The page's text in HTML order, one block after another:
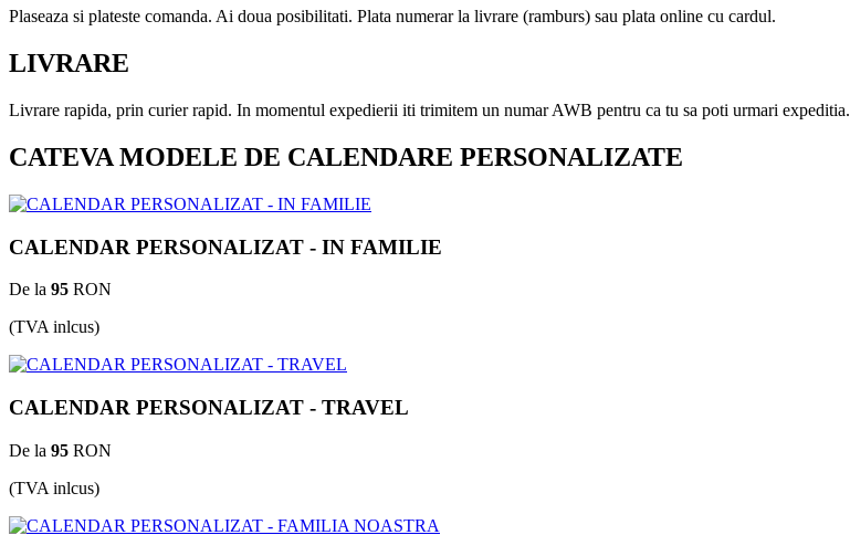
Plaseaza si plateste comanda. Ai doua posibilitati. Plata numerar la livrare (ramburs) sau plata online cu cardul.
LIVRARE
Livrare rapida, prin curier rapid. In momentul expedierii iti trimitem un numar AWB pentru ca tu sa poti urmari expeditia.
CATEVA MODELE DE CALENDARE PERSONALIZATE
CALENDAR PERSONALIZAT - IN FAMILIE
De la 95 RON
(TVA inlcus)
CALENDAR PERSONALIZAT - TRAVEL
De la 95 RON
(TVA inlcus)